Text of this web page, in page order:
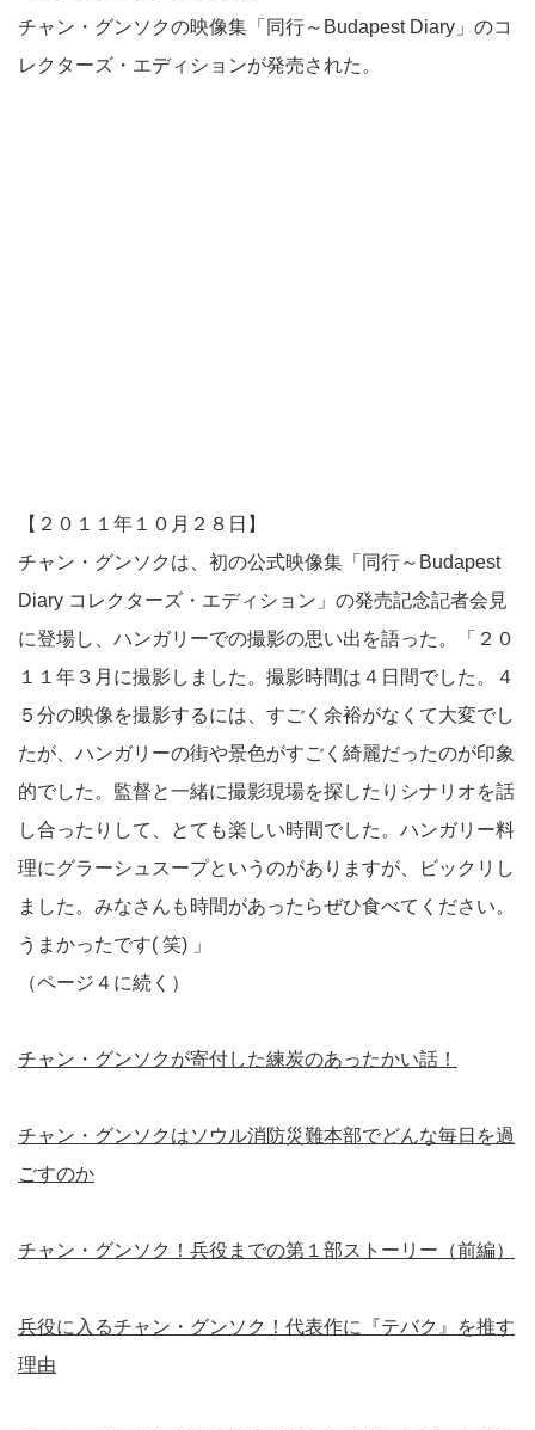
チャン・グンソクの映像集「同行～Budapest Diary」のコ
レクターズ・エディションが発売された。
【２０１１年１０月２８日】
チャン・グンソクは、初の公式映像集「同行～Budapest
Diary コレクターズ・エディション」の発売記念記者会見
に登場し、ハンガリーでの撮影の思い出を語った。「２０
１１年３月に撮影しました。撮影時間は４日間でした。４
５分の映像を撮影するには、すごく余裕がなくて大変でし
たが、ハンガリーの街や景色がすごく綺麗だったのが印象
的でした。監督と一緒に撮影現場を探したりシナリオを話
し合ったりして、とても楽しい時間でした。ハンガリー料
理にグラーシュスープというのがありますが、ビックリし
ました。みなさんも時間があったらぜひ食べてください。
うまかったです( 笑) 」
（ページ４に続く）
チャン・グンソクが寄付した練炭のあったかい話！
チャン・グンソクはソウル消防災難本部でどんな毎日を過
ごすのか
チャン・グンソク！兵役までの第１部ストーリー（前編）
兵役に入るチャン・グンソク！代表作に『テバク』を推す
理由